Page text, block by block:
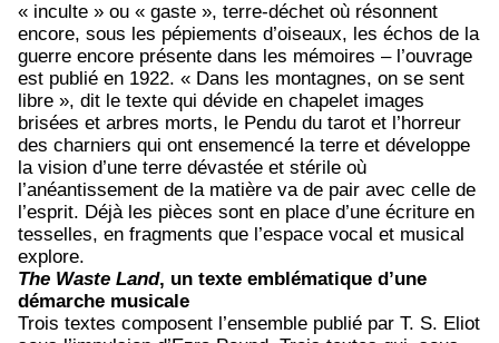
« inculte » ou « gaste », terre-déchet où résonnent
encore, sous les pépiements d’oiseaux, les échos de la
guerre encore présente dans les mémoires – l’ouvrage
est publié en 1922. « Dans les montagnes, on se sent
libre », dit le texte qui dévide en chapelet images
brisées et arbres morts, le Pendu du tarot et l’horreur
des charniers qui ont ensemencé la terre et développe
la vision d’une terre dévastée et stérile où
l’anéantissement de la matière va de pair avec celle de
l’esprit. Déjà les pièces sont en place d’une écriture en
tesselles, en fragments que l’espace vocal et musical
explore.
The Waste Land, un texte emblématique d’une
démarche musicale
Trois textes composent l’ensemble publié par T. S. Eliot